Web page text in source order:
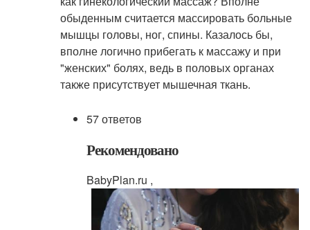
обыденным считается массировать больные
мышцы головы, ног, спины. Казалось бы,
вполне логично прибегать к массажу и при
"женских" болях, ведь в половых органах
также присутствует мышечная ткань.
57 ответов
Рекомендовано
BabyPlan.ru ,